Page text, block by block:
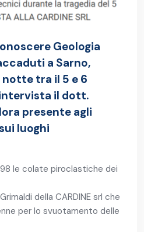
Geologia
a Sarno,
notte tra il 5 e 6
intervista il dott.
presente agli
luoghi
le colate piroclastiche dei
della CARDINE srl che
per lo svuotamento delle